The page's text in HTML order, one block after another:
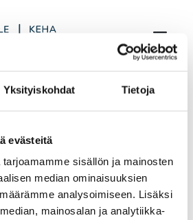
Yksityiskohdat Tietoja
evästeitä
sisällön ja mainosten
median ominaisuuksien
analysoimiseen. Lisäksi
mainosalan ja analytiikka-
from January to